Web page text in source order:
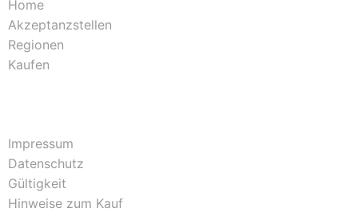
Home
Akzeptanzstellen
Regionen
Kaufen
Impressum
Datenschutz
Gültigkeit
Hinweise zum Kauf